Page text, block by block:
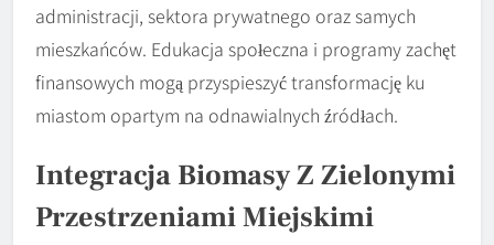
administracji, sektora prywatnego oraz samych
mieszkańców. Edukacja społeczna i programy zachęt
finansowych mogą przyspieszyć transformację ku
miastom opartym na odnawialnych źródłach.
Integracja Biomasy Z Zielonymi
Przestrzeniami Miejskimi